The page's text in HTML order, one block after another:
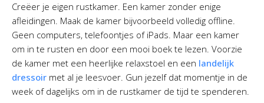
Creëer je eigen rustkamer. Een kamer zonder enige
afleidingen. Maak de kamer bijvoorbeeld volledig offline.
Geen computers, telefoontjes of iPads. Maar een kamer
om in te rusten en door een mooi boek te lezen. Voorzie
de kamer met een heerlijke relaxstoel en een landelijk
dressoir met al je leesvoer. Gun jezelf dat momentje in de
week of dagelijks om in de rustkamer de tijd te spenderen.